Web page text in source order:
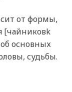
от формы,
[чайниковk
основных
судьбы.